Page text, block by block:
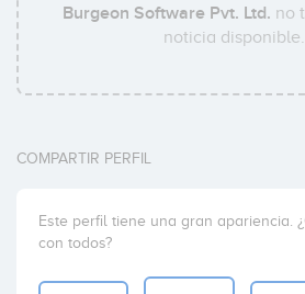
Burgeon Software Pvt. Ltd. no
noticia disponible.
COMPARTIR PERFIL
Este perfil tiene una gran apariencia.
con todos?